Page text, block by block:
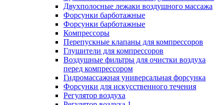
Двухполосные лежаки воздушного массажа
Форсунки барботажные
Форсунки барботажные
Компрессоры
Перепускные клапаны для компрессоров
Глушители для компрессоров
Воздушные фильтры для очистки воздуха
перед компрессором
Гидромассажная универсальная форсунка
Форсунки для искусственного течения
Регулятор воздуха